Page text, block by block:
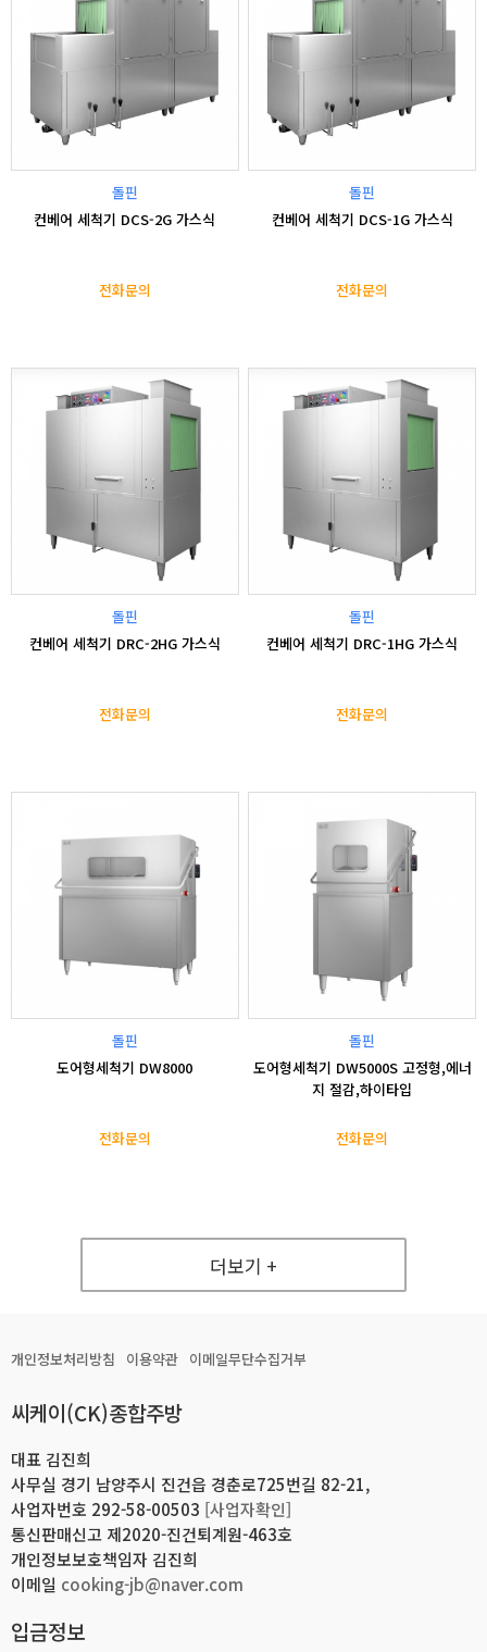
돌핀
컨베어 세척기 DCS-2G 가스식
전화문의
돌핀
컨베어 세척기 DCS-1G 가스식
전화문의
돌핀
컨베어 세척기 DRC-2HG 가스식
전화문의
돌핀
컨베어 세척기 DRC-1HG 가스식
전화문의
돌핀
도어형세척기 DW8000
전화문의
돌핀
도어형세척기 DW5000S 고정형,에너
지 절감,하이타입
전화문의
더보기 +
개인정보처리방침 이용약관 이메일무단수집거부
씨케이(CK)종합주방
대표 김진희
사무실 경기 남양주시 진건읍 경춘로725번길 82-21,
사업자번호 292-58-00503 [사업자확인]
통신판매신고 제2020-진건퇴계원-463호
개인정보보호책임자 김진희
이메일 cooking-jb@naver.com
입금정보